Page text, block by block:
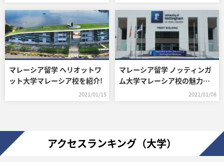
マレーシア留学 ヘリオットワ
ット大学マレーシア校を紹介!
2021/01/15
マレーシア留学 ノッティンガ
ム大学マレーシア校の魅力を
2021/01/08
アクセスランキング（大学）